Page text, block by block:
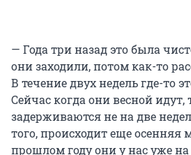
— Года три назад это была
они заходили, потом как-то
В течение двух недель где-то
Сейчас когда они весной идут,
задерживаются не на две
того, происходит еще осенняя
прошлом году они у нас уже